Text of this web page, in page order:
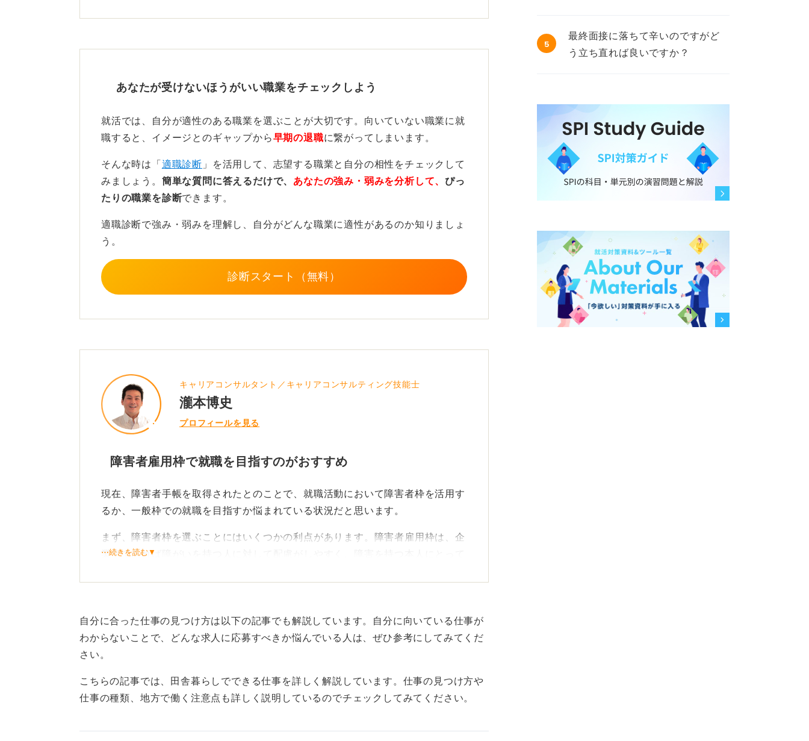
分もありますが、私の地域や経歴ではそんな職種にはおそらく就けないでしょう。
今の目標は一人の人間として自立することと、シニア期に困らない資産形成をする
ことなので、自治体の支援窓口やハローワークを頼って就職活動をするつもりで
しかしそれでは「単純作業や健常者がやらないような簡単な仕事しかないので
すが、それだけでは自分が成長し、やりがいを感じることができる仕事に就けない
気がします。
逆にやりがいや成長を重視すると、自分がマルチタスクについていけないのではな
いかという不安もあるため、葛藤しています。私はこの先どんな仕事を目指してど
機会がなかったので、いろいろな思いが溢れてきてしまいました。長文になってし
まいましたが、アドバイスをよろしくお願いします。
こういったことに対して「こんなことは普通ですよね」とか「大したことはして
きない人も世の中にはいて、客観的にみると「自己理解ができている」や「行動
そのうえで、今後の働き方についてさまざまな不安を感じているようですが選択
肢はたくさんあります。まず、障害者手帳を取得したのであれば「障害者雇用
枠」を活用できます。
今日本では障害者雇用促進法という法律によって、一定の割合で障がい者を雇用
しなければならないと定められているのです。具体的にいうと民間企業では
2.5%、国や地方公共団体では2.8%、都道府県等の教育委員会では2.7%の割合で
雇用しなければなりません。
ハローワークに行くと障害者雇用枠についても詳しく教えたり、求人情報も紹介
してくれたりするため、ぜひ一度相談してみてください。
単純作業など簡単な仕事しかできないのではないか、という心配もあるようなの
訓練内容は簡単な作業系もあれば、ビジネス情報系のコースもあるので、自分の
興味や能力に合わせて選ぶことができますよ。こうした公的な支援をうまく活用
しながら、質問者さんが目指している「一人の人間として自立すること」「シニ
大切なことは情報収集です。「知っていれば活用できたのに」ということになら
どんどんコンタクトを取って情報収集をおこなってください。
あなたが受けないほうがいい職業をチェックしよう
就活では、自分が適性のある職業を選ぶことが大切です。向いていない職業に就
職すると、イメージとのギャップから早期の退職に繋がってしまいます。
そんな時は「 適職診断 」を活用して、志望する職業と自分の相性をチェックして
みましょう。 簡単な質問に答えるだけで、 あなたの強み・弱みを分析して、 ぴっ
たりの職業を診断できます。
適職診断で強み・弱みを理解し、自分がどんな職業に適性があるのか知りましょ
う。
診断スタート（無料）
キャリアコンサルタント／キャリアコンサルティング技能士
瀧本博史
プロフィールを見る
障害者雇用枠で就職を目指すのがおすすめ
現在、障害者手帳を取得されたとのことで、就職活動において障害者枠を活用す
るか、一般枠での就職を目指すか悩まれている状況だと思います。
まず、障害者枠を選ぶことにはいくつかの利点があります。障害者雇用枠は、企
業側であれば障がいを持つ人に対して配慮がしやすく、障害を持つ本人にとって
また、ハローワークなどの公共機関は、障がい者専用の求人や就職サポートを提
供しており、面接に同行する支援もおこなっています。特に、地方でもハローワ
支援機関を活用してスキルアップや自己理解の機会を設けてみよう
害に対する理解や配慮が不十分な場合があるため、適切な環境を見つけることが
⋯続きを読む▼
自分に合った仕事の見つけ方は以下の記事でも解説しています。自分に向いている仕事が
わからないことで、どんな求人に応募すべきか悩んでいる人は、ぜひ参考にしてみてくだ
さい。
こちらの記事では、田舎暮らしでできる仕事を詳しく解説しています。仕事の見つけ方や
仕事の種類、地方で働く注意点も詳しく説明しているのでチェックしてみてください。
5
最終面接に落ちて辛いのですがど
う立ち直れば良いですか？